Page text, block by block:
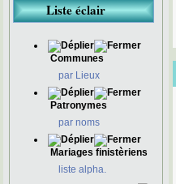
Liste éclair
Communes
par Lieux
Patronymes
par noms
Mariages finistèriens
liste alpha.